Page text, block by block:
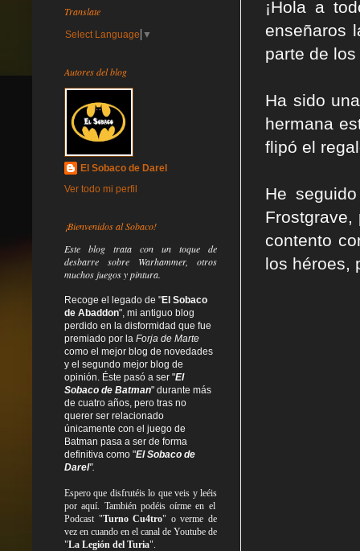
¡Hola a
enseñaros
parte de los
Ha sido
hermana
flipó el
He
contento
los héroes,
Translate
Select Language ▼
Autores del blog
El Sobaco de Darel
Ver todo mi perfil
¡Bienvenidos al Sobaco!
Este blog trata con un toque de
desbarre sobre Warhammer, otros
muchos juegos y pintura.
Recoge el legado de "El Sobaco
de Abaddon", mi antiguo blog
perdido en la disformidad que fue
premiado por la Forja de Marte
como el mejor blog de novedades
y el segundo mejor blog de
opinión. Éste pasó a ser "El
Sobaco de Batman" durante más
de cuatro años, pero tras no
querer ser relacionado
únicamente con el juego de
Batman pasa a ser de forma
definitiva como "El Sobaco de
Darel".
Espero que disfrutéis lo queveis yleéis
por aquí. También podéis oírme en el
Podcast "Turno Cu4tro" o verme de
vez en cuando en el canal de Youtube de
"La Legión del Turia".